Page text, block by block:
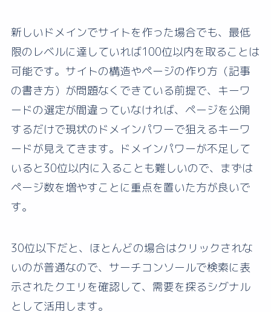
新しいドメインでサイトを作った場合でも、最低
限のレベルに達していれば100位以内を取ることは
可能です。サイトの構造やページの作り方（記事
の書き方）が問題なくできている前提で、キーワ
ードの選定が間違っていなければ、ページを公開
するだけで現状のドメインパワーで狙えるキーワ
ードが見えてきます。ドメインパワーが不足して
いると30位以内に入ることも難しいので、まずは
ページ数を増やすことに重点を置いた方が良いで
す。
30位以下だと、ほとんどの場合はクリックされな
いのが普通なので、サーチコンソールで検索に表
示されたクエリを確認して、需要を探るシグナル
として活用します。